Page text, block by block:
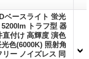
ベースライト 蛍光
トラフ型 器
付け 高輝度 演色
色(6000K) 照射角
リー ノイズレス 同